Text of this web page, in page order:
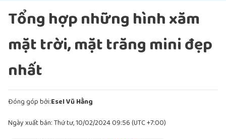
Tổng hợp những hình xăm
mặt trời, mặt trăng mini đẹp
nhất
Đóng góp bởi:Esel Vũ Hằng
Ngày xuất bản: Thứ tư, 10/02/2024 09:56 (UTC +7:00)